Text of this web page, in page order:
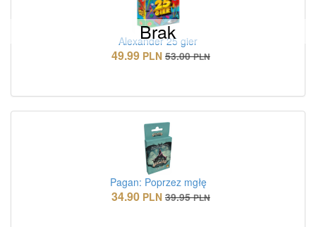
Brak
Alexander 25 gier
49.99 PLN 53.00 PLN
Pagan: Poprzez mgłę
34.90 PLN 39.95 PLN